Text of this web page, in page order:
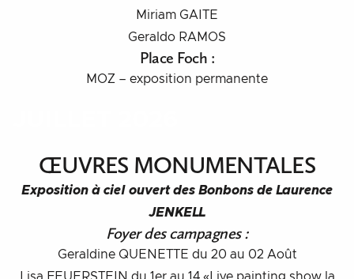
Miriam GAITE
Geraldo RAMOS
Place Foch :
MOZ – exposition permanente
ŒUVRES MONUMENTALES
Exposition à ciel ouvert des Bonbons de Laurence
JENKELL
Foyer des campagnes :
Geraldine QUENETTE du 20 au 02 Août